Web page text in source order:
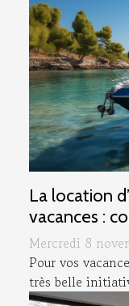
La location
vacances :
Mercredi 8
Pour vos
très belle